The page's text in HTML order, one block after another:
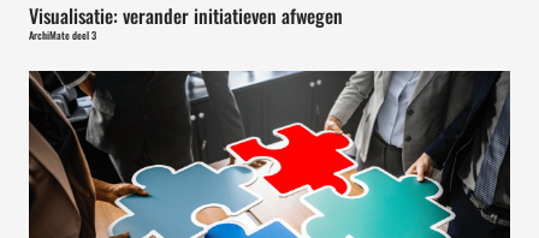
Visualisatie: verander initiatieven afwegen
ArchiMate deel 3